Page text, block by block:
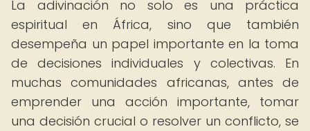
La adivinación no solo es una práctica
espiritual en África, sino que también
desempeña un papel importante en la toma
de decisiones individuales y colectivas. En
muchas comunidades africanas, antes de
emprender una acción importante, tomar
una decisión crucial o resolver un conflicto, se